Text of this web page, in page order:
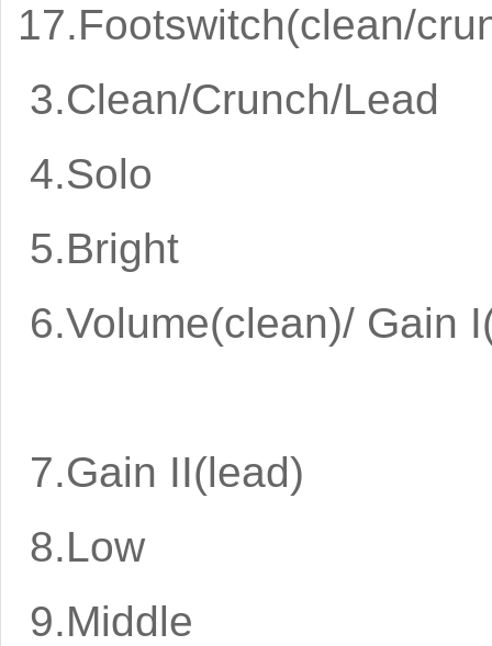
17.Footswitch(clean/
3.Clean/Crunch/
4.Solo
5.Bright
7.Gain
8.Low
9.Middle